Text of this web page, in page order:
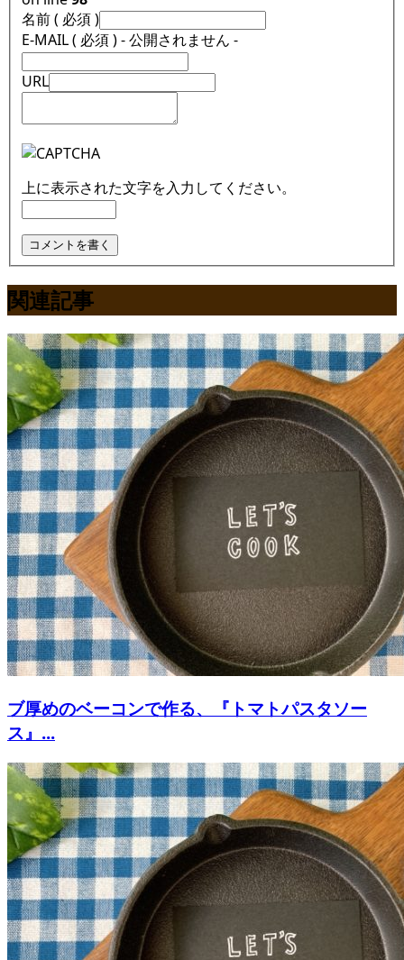
名前 ( 必須 )
E-MAIL ( 必須 ) - 公開されません -
URL
上に表示された文字を入力してください。
関連記事
ブ厚めのベーコンで作る、『トマトパスタソー
ス』...